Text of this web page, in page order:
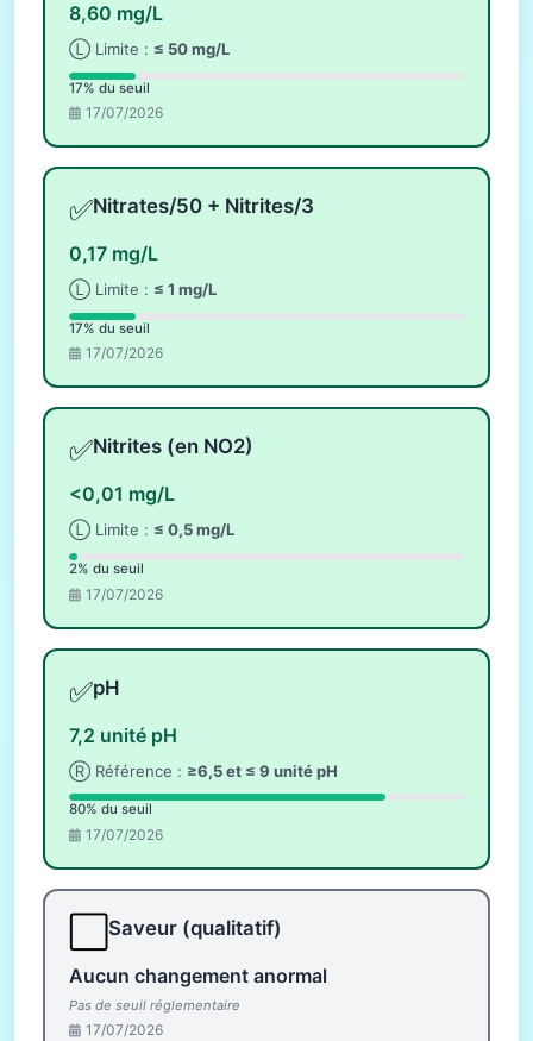
8,60 mg/L
Ⓛ Limite : ≤ 50 mg/L
17% du seuil
17/07/2026
✅Nitrates/50 + Nitrites/3
0,17 mg/L
Ⓛ Limite : ≤ 1 mg/L
17% du seuil
17/07/2026
✅Nitrites (en NO2)
<0,01 mg/L
Ⓛ Limite : ≤ 0,5 mg/L
2% du seuil
17/07/2026
✅pH
7,2 unité pH
Ⓡ Référence : ≥6,5 et ≤ 9 unité pH
80% du seuil
17/07/2026
Saveur (qualitatif)
Aucun changement anormal
Pas de seuil réglementaire
17/07/2026